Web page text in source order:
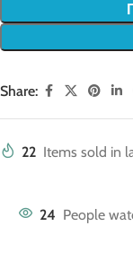
Share:
22 Items sold in
24 People